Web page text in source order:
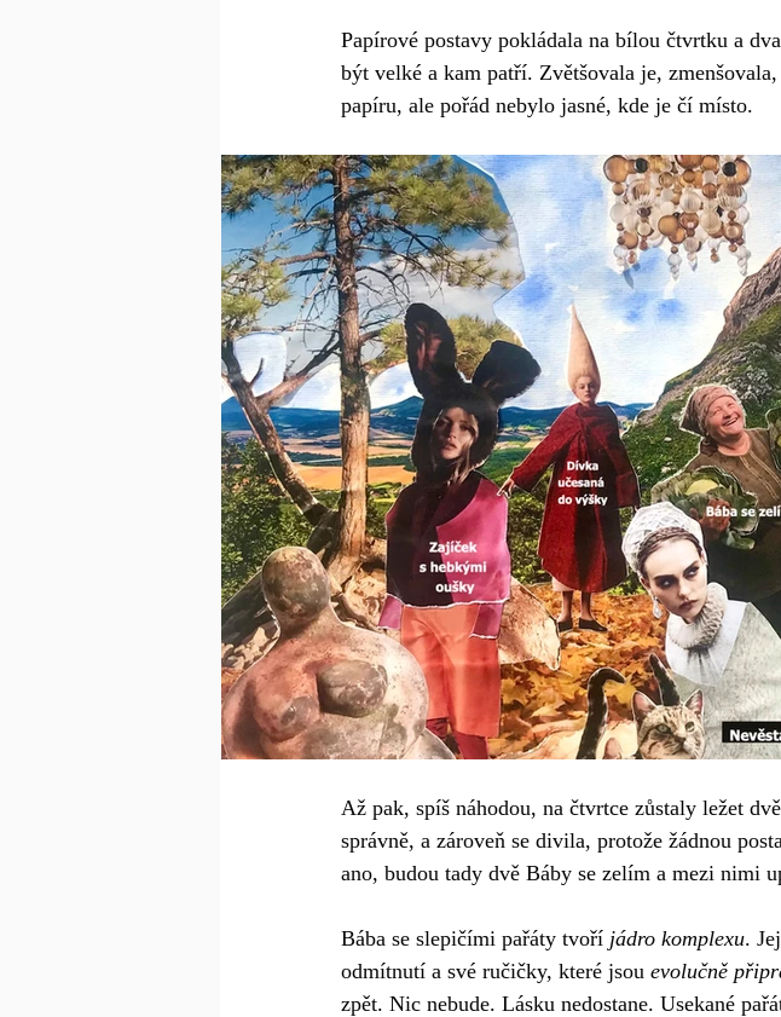
Papírové postavy pokládala na bílou čtvrtku a
být velké a kam patří. Zvětšovala je,
papíru, ale pořád nebylo jasné, kde je čí místo.
Až pak, spíš náhodou, na čtvrtce zůstaly ležet
správně, a zároveň se divila, protože žádnou
ano, budou tady dvě Báby se zelím a mezi nimi
Bába se slepičími pařáty tvoří jádro komplexu.
odmítnutí a své ručičky, které jsou evolučně
zpět. Nic nebude. Lásku nedostane. Usekané